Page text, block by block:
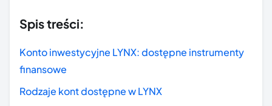
Spis treści:
Konto inwestycyjne LYNX: dostępne instrumenty
finansowe
Rodzaje kont dostępne w LYNX